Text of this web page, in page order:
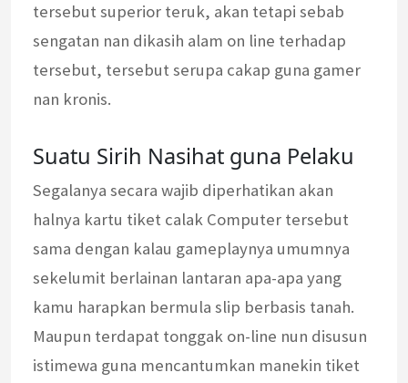
tersebut superior teruk, akan tetapi sebab
sengatan nan dikasih alam on line terhadap
tersebut, tersebut serupa cakap guna gamer
nan kronis.
Suatu Sirih Nasihat guna Pelaku
Segalanya secara wajib diperhatikan akan
halnya kartu tiket calak Computer tersebut
sama dengan kalau gameplaynya umumnya
sekelumit berlainan lantaran apa-apa yang
kamu harapkan bermula slip berbasis tanah.
Maupun terdapat tonggak on-line nun disusun
istimewa guna mencantumkan manekin tiket